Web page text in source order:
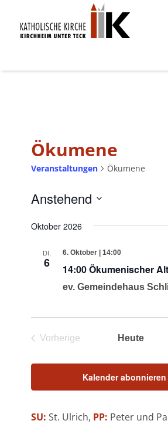
Ökumene
Veranstaltungen Ökumene
Anstehend
wählen.
Oktober 2026
DI.
6
6. Oktober | 14:00
14:00 Ökumenischer
ev. Gemeindehaus
Vorherige
Heute
Kalender abonnieren
SU: St. Ulrich, PP: Peter und